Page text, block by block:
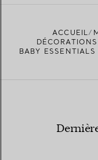
TROUVEZ LAACCUEIL
BABY